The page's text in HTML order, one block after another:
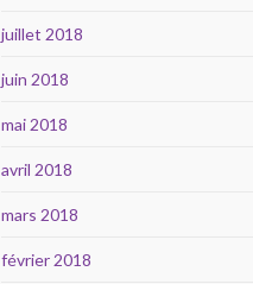
juillet 2018
juin 2018
mai 2018
avril 2018
mars 2018
février 2018